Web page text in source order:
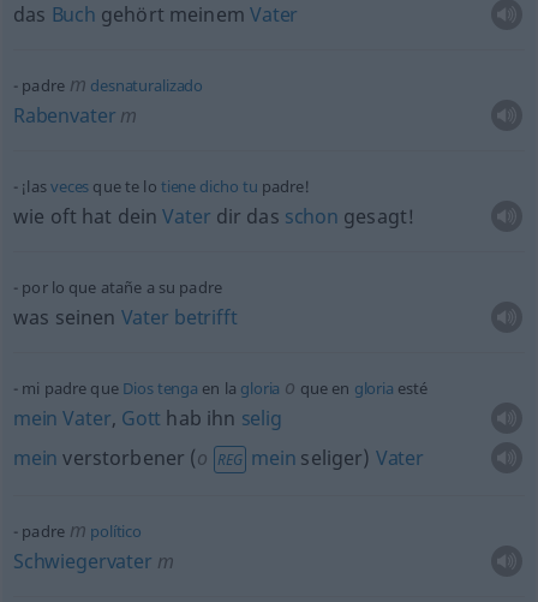
das Buch gehört meinem Vater
padrem desnaturalizado
Rabenvater m
¡lasveces que te lo tiene dicho tu padre!
wie oft hat deinVater dir das schon gesagt!
por lo que atañe a su padre
was seinen Vater betrifft
mi padre que Diostenga en la gloria o que en gloria esté
mein Vater, Gott hab ihn selig
mein verstorbener (o REG mein seliger) Vater
padrem político
Schwiegervater m